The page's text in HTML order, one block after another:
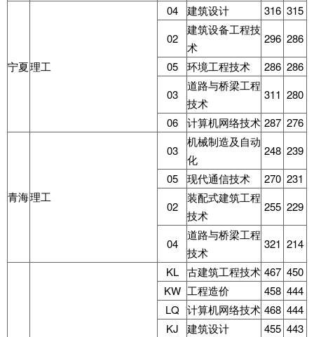
宁夏理工
04 建筑设计 316 315
02
建筑设备工程技
术
296 286
05
环境工程技术 286 286
03
道路与桥梁工程
技术
311 280
06
计算机网络技术 287 276
青海理工
03
机械制造及自动
化
248 239
05
现代通信技术 270 231
02
装配式建筑工程
技术
255 229
04
道路与桥梁工程
技术
321 214
KL 古建筑工程技术 467 450
KW 工程造价 458 444
LQ 计算机网络技术 468 444
KJ
建筑设计 455 443